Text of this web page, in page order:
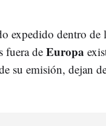
expedido dentro de
fuera deEuropa
su emisión, dejan